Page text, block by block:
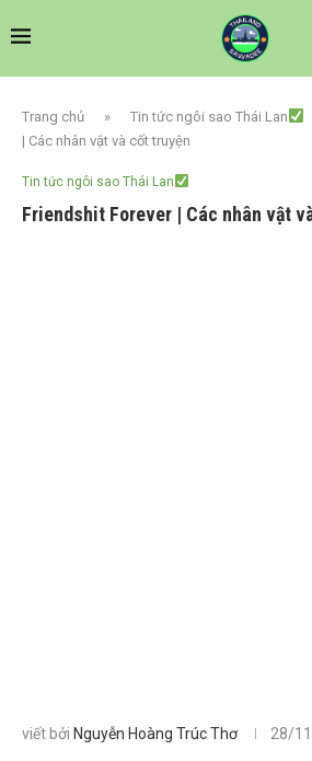
Trang chủ » Tin tức ngôi sao Thái Lan
| Các nhân vật và cốt truyện
Tin tức ngôi sao Thái Lan
Friendshit Forever | Các nhân vật
viết bởi Nguyễn Hoàng Trúc Thơ 28/